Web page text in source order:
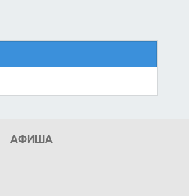
АФИША